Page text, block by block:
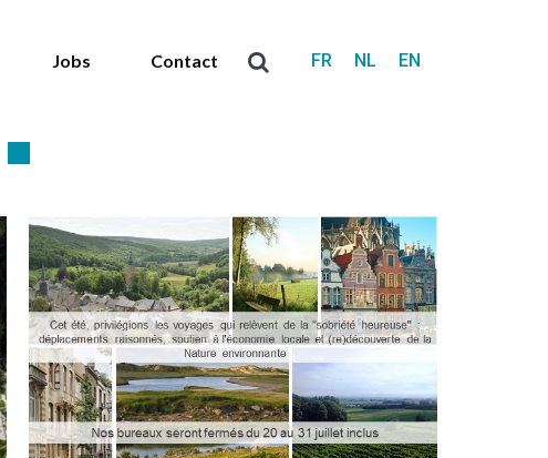
Jobs Contact Search: FR NL EN